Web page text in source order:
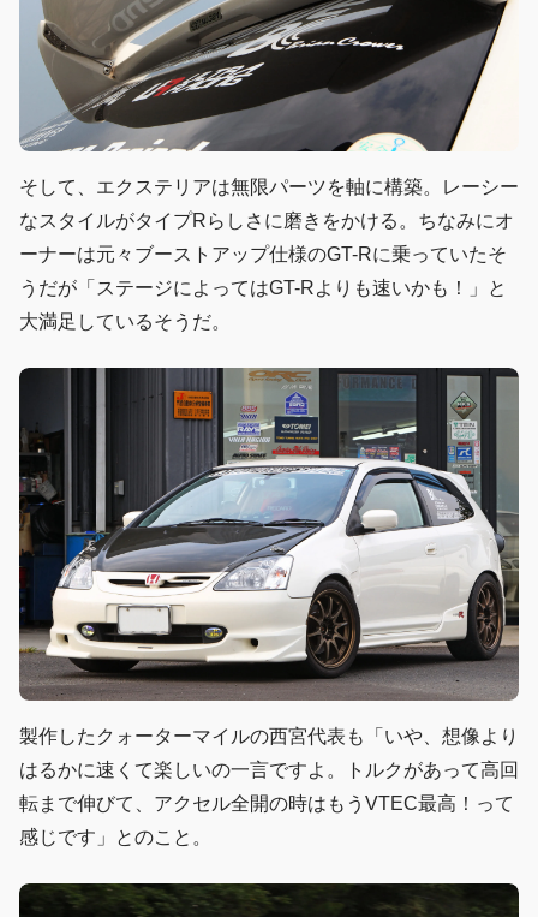
そして、エクステリアは無限パーツを軸に構築。レーシー
なスタイルがタイプRらしさに磨きをかける。ちなみにオ
ーナーは元々ブーストアップ仕様のGT-Rに乗っていたそ
うだが「ステージによってはGT-Rよりも速いかも！」と
大満足しているそうだ。
製作したクォーターマイルの西宮代表も「いや、想像より
はるかに速くて楽しいの一言ですよ。トルクがあって高回
転まで伸びて、アクセル全開の時はもうVTEC最高！って
感じです」とのこと。